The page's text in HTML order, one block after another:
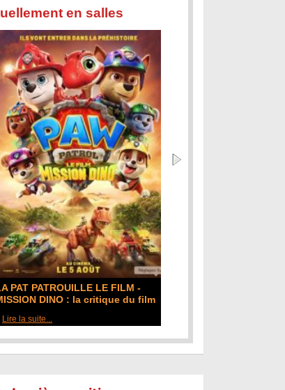
en salles
PAT PATROUILLE LE FILM -
DINO : la critique du film
Lire la suite...